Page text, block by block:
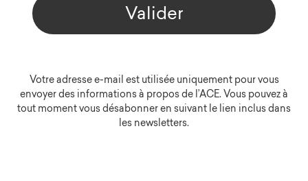
Valider
Votre adresse e-mail est utilisée uniquement pour vous
envoyer des informations à propos de l’ACE. Vous pouvez à
tout moment vous désabonner en suivant le lien inclus dans
les newsletters.